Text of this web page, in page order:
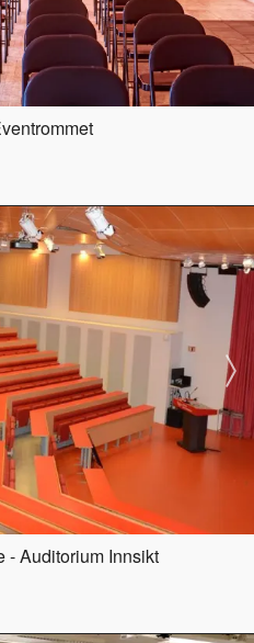
- Auditorium Innsikt